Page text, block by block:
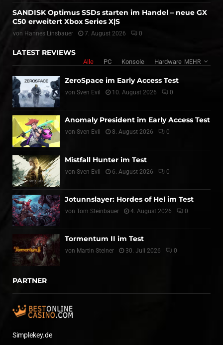
SANDISK Optimus SSDs starten im Handel – neue GX
C50 erweitert Xbox Series X|S
von Hannes Linsbauer 7. August 2026 0
LATEST REVIEWS
Alle PC Konsole Hardware MEHR
ZeroSpace im Early Access Test
von Sven Evil 10. August 2026 0
Anomaly President im Early Access Test
von Sven Evil 8. August 2026 0
Mistfall Hunter im Test
von Sven Evil 6. August 2026 0
Jotunnslayer: Hordes of Hel im Test
von Tom Steinbauer 4. August 2026 0
Tormentum II im Test
von Martin Steiner 30. Juli 2026 0
PARTNER
Simplekey.de